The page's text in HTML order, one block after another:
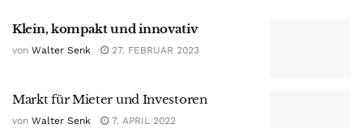
Klein, kompakt und innovativ
von Walter Senk 27. FEBRUAR 2023
Markt für Mieter und Investoren
von Walter Senk 7. APRIL 2022